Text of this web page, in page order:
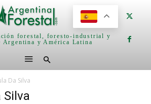
forestal, foresto-industrial y
Argentina y América Latina
Da Silva
Silva